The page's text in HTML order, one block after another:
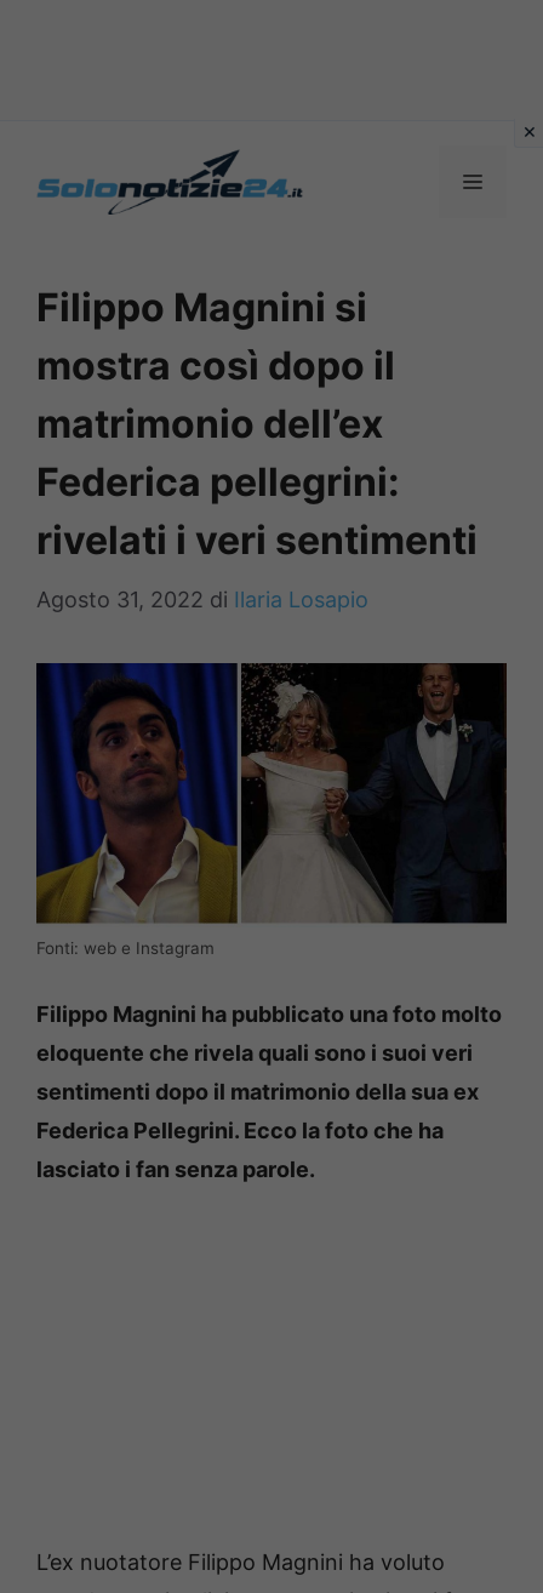
MENU
Filippo Magnini si
mostra così dopo il
matrimonio dell’ex
Federica pellegrini:
rivelati i veri sentimenti
Agosto 31, 2022 di Ilaria Losapio
Fonti: web e Instagram
Filippo Magnini ha pubblicato una foto molto
eloquente che rivela quali sono i suoi veri
sentimenti dopo il matrimonio della sua ex
Federica Pellegrini. Ecco la foto che ha
lasciato i fan senza parole.
L’ex nuotatore Filippo Magnini ha voluto